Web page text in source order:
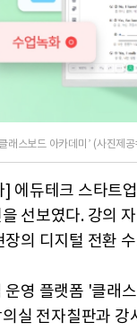
래스보드 아카데미’ (사진제
에듀테크 스타트
선보였다. 강의
의 디지털 전환
운영 플랫폼 '클래
실 전자칠판과 강